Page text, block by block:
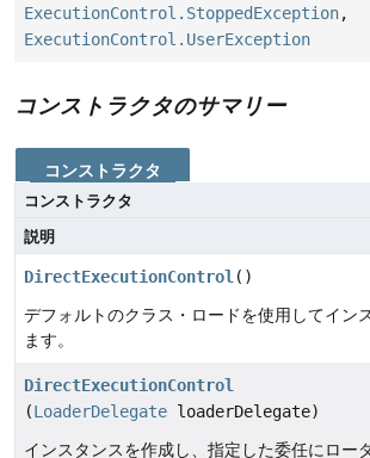
ExecutionControl.StoppedException,
ExecutionControl.UserException
コンストラクタのサマリー
コンストラクタ
コンストラクタ
説明
DirectExecutionControl ()
デフォルトのクラス・ロードを使用してイン
ます。
DirectExecutionControl
(LoaderDelegate loaderDelegate)
インスタンスを作成し、指定した委任にロー